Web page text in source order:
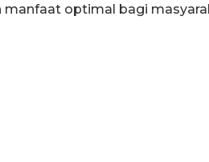
manfaat optimal bagi